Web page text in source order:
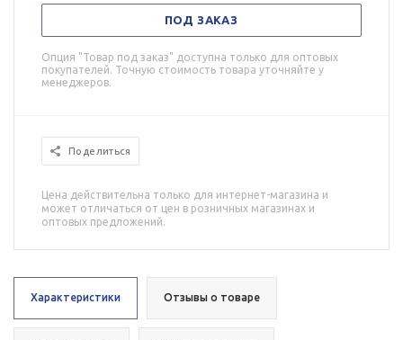
ПОД ЗАКАЗ
Опция "Товар под заказ" доступна только для оптовых
покупателей. Точную стоимость товара уточняйте у
менеджеров.
Поделиться
Цена действительна только для интернет-магазина и
может отличаться от цен в розничных магазинах и
оптовых предложений.
Характеристики Отзывы о товаре